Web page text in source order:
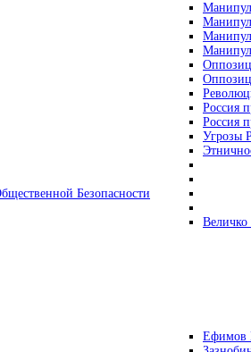
Россия
Россия
Угрозы
Безопасности
Ефимов